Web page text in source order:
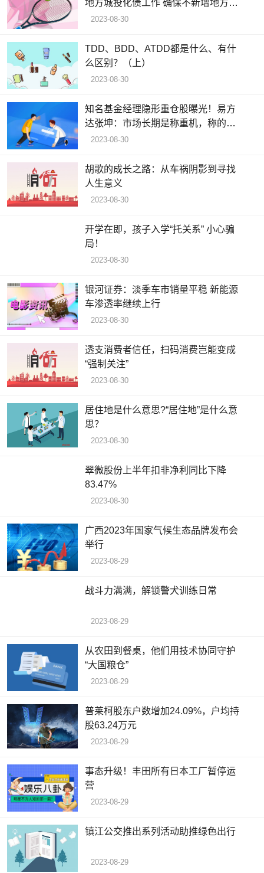
地方城投化债工作 确保不新增地方隐
性债务
2023-08-30
TDD、BDD、ATDD都是什么、有什
么区别？（上）
2023-08-30
知名基金经理隐形重仓股曝光！易方
达张坤：市场长期是称重机，称的是
企业自由现金流的增长
2023-08-30
胡歌的成长之路：从车祸阴影到寻找
人生意义
2023-08-30
开学在即，孩子入学“托关系” 小心骗
局！
2023-08-30
银河证券：淡季车市销量平稳 新能源
车渗透率继续上行
2023-08-30
透支消费者信任，扫码消费岂能变成
“强制关注”
2023-08-30
居住地是什么意思?“居住地”是什么意
思？
2023-08-30
翠微股份上半年扣非净利同比下降
83.47%
2023-08-30
广西2023年国家气候生态品牌发布会
举行
2023-08-29
战斗力满满，解锁警犬训练日常
2023-08-29
从农田到餐桌，他们用技术协同守护
“大国粮仓”
2023-08-29
普莱柯股东户数增加24.09%，户均持
股63.24万元
2023-08-29
事态升级！丰田所有日本工厂暂停运
营
2023-08-29
镇江公交推出系列活动助推绿色出行
2023-08-29